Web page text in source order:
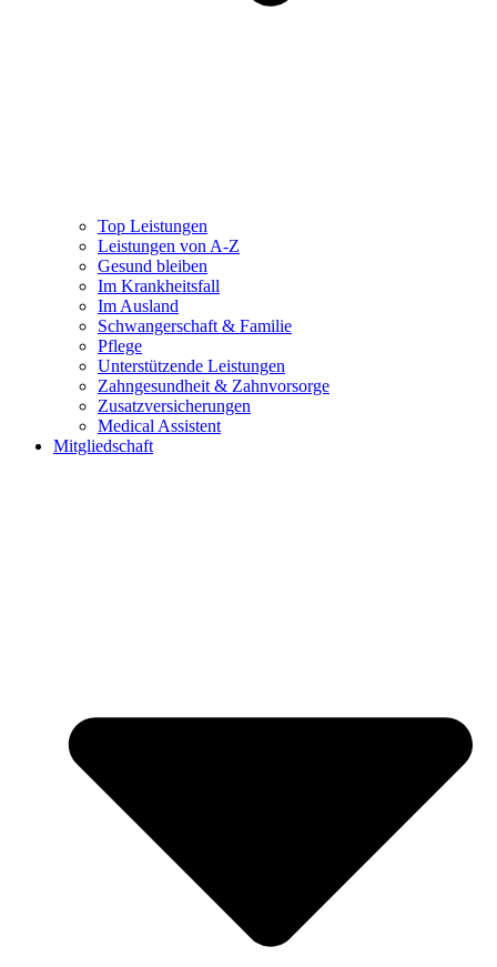
Top Leistungen
Leistungen von A-Z
Gesund bleiben
Im Krankheitsfall
Im Ausland
Schwangerschaft & Familie
Pflege
Unterstützende Leistungen
Zahngesundheit & Zahnvorsorge
Zusatzversicherungen
Medical Assistent
Mitgliedschaft